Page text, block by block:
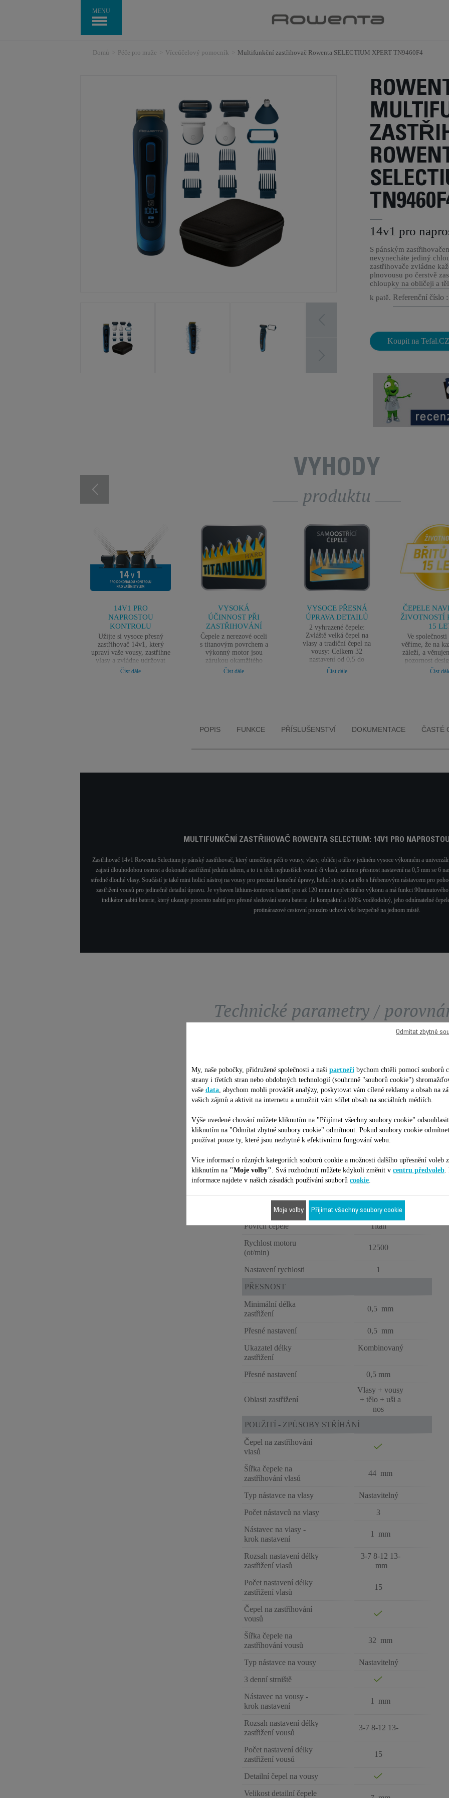
MENU
Domů Péče pro muže Víceúčelový pomocník Multifunkční zastřihovač Rowenta SELECTIUM XPERT TN9460F4
14v1 pro
S pánským
nevynecháte jediný
zastřihovače zvládne
plnovousu po čerstvě
chloupky na obličeji a
k patě. Referenční číslo
Koupit na Tefal.CZ
VÝHODY
produktu
14V1 PRO
NAPROSTOU
KONTROLU
Užijte si vysoce přesný
zastřihovač 14v1, který
upraví vaše vousy, zastřihne
vlasy a zvládne udržovat
chloupky na obličeji a těle
Číst dále
VYSOKÁ
ÚČINNOST PŘI
ZASTŘIHOVÁNÍ
Čepele z nerezové oceli
s titanovým povrchem a
výkonný motor jsou
zárukou okamžitého
dokonalého zastřižení
Číst dále
VYSOCE PŘESNÁ
ÚPRAVA DETAILŮ
2 vyhrazené čepele:
Zvláště velká čepel na
vlasy a tradiční čepel na
vousy: Celkem 32
nastavení od 0,5 do
17 mm s přesností
nastavení na 0,5 mm.
Číst dále
ČEPELE
ŽIVOTNOSTÍ
15
Ve společnosti
věříme, že na
záleží, a
pozornost
produktů. Proto
produktů,
Číst
POPIS FUNKCE PŘÍSLUŠENSTVÍ DOKUMENTACE ČASTÉ
MULTIFUNKČNÍ ZASTŘIHOVAČ ROWENTA SELECTIUM: 14V1 PRO
Zastřihovač 14v1 Rowenta Selectium je pánský zastřihovač, který umožňuje péči o vousy, vlasy, obličej a tělo v jediném vysoce výkonném a
zajistí dlouhodobou ostrost a dokonalé zastřižení jedním tahem, a to i u těch nejhustších vousů či vlasů, zatímco přesnost nastavení na 0,5 mm se 6
středně dlouhé vlasy. Součástí je také mini holicí nástroj na vousy pro precizní konečné úpravy, holicí strojek na tělo s hřebenovým nástavcem pro
zastřižení vousů pro jedinečně detailní úpravu. Je vybaven lithium-iontovou baterií pro až 120 minut nepřetržitého výkonu a má funkci
indikátor nabití baterie, který ukazuje procento nabití pro přesné sledování stavu baterie. Je kompaktní a 100% voděodolný, jeho odnímatelné
protinárazové cestovní pouzdro uchová vše bezpečně na jednom místě.
Technické parametry /
MULTIFUNKČNÍ
ZASTŘIHOVAČ
ROWENTA
SELECTIUM
TN9460F4
KVALITNÍ ZASTŘIŽENÍ JEDNÍM TAHEM
Materiál čepele
Nerezová ocel
Povrch čepele
Titan
Rychlost motoru
(ot/min)
12500
Nastavení rychlosti
1
PŘESNOST
Minimální délka
zastřižení
0,5 mm
Přesné nastavení
0,5 mm
Ukazatel délky
zastřižení
Kombinovaný
Přesné nastavení 0,5 mm
Oblasti zastřižení
Vlasy + vousy
+ tělo + uši a
nos
POUŽITÍ - ZPŮSOBY STŘÍHÁNÍ
Čepel na zastříhování
vlasů
Šířka čepele na
zastříhování vlasů
44 mm
Typ nástavce na vlasy
Nastavitelný
Počet nástavců na vlasy
3
Nástavec na vlasy -
krok nastavení
1 mm
Rozsah nastavení délky
zastřižení vlasů
3-7 8-12 13-
mm
Počet nastavení délky
zastřižení vlasů
15
Čepel na zastříhování
vousů
Šířka čepele na
zastříhování vousů
32 mm
Typ nástavce na vousy
Nastavitelný
3 denní strniště
Nástavec na vousy -
krok nastavení
1 mm
Rozsah nastavení délky
zastřižení vousů
3-7 8-12 13-
Počet nastavení délky
zastřižení vousů
15
Detailní čepel na vousy
Velikost detailní čepele
My, naše pobočky, přidružené společnosti a naši partneři bychom chtěli pomocí souborů
strany i třetích stran nebo obdobných technologií (souhrnně "souborů cookie")
vaše data , abychom mohli provádět analýzy, poskytovat vám cílené reklamy a obsah na
vašich zájmů a aktivit na internetu a umožnit vám sdílet obsah na sociálních médiích.
Výše uvedené chování můžete kliknutím na "Přijímat všechny soubory cookie"
kliknutím na "Odmítat zbytné soubory cookie" odmítnout. Pokud soubory cookie
používat pouze ty, které jsou nezbytné k efektivnímu fungování webu.
Více informací o různých kategoriích souborů cookie a možnosti dalšího upřesnění voleb
kliknutím na "Moje volby" . Svá rozhodnutí můžete kdykoli změnit v centru předvoleb
informace najdete v našich zásadách používání souborů cookie
Odmítat zbytné
Moje volby Přijímat všechny soubory cookie